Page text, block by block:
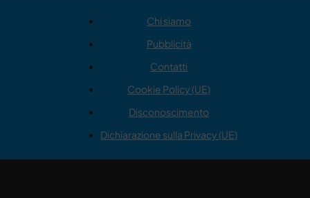
Chi siamo
Pubblicità
Contatti
Cookie Policy (UE)
Disconoscimento
Dichiarazione sulla Privacy (UE)